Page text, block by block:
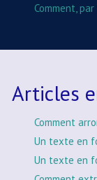
Comment,
Articles
Comment
Un texte en
Un texte en